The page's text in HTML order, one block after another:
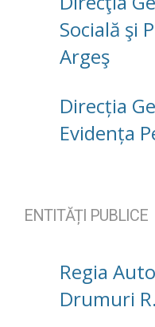
Socială şi
Argeş
Direcția
Evidența
ENTITĂȚI PUBLICE
Regia
Drumuri